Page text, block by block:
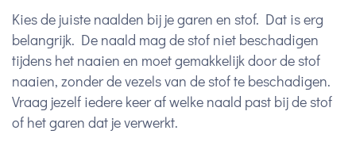
Kies de juiste naalden bij je garen en stof. Dat is erg
belangrijk. De naald mag de stof niet beschadigen
tijdens het naaien en moet gemakkelijk door de stof
naaien, zonder de vezels van de stof te beschadigen.
Vraag jezelf iedere keer af welke naald past bij de stof
of het garen dat je verwerkt.